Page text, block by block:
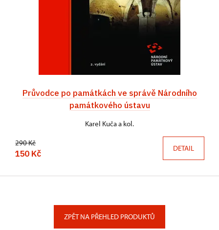
Průvodce po památkách ve správě Národního
památkového ústavu
Karel Kuča a kol.
290 Kč
150 Kč DETAIL
ZPĚT NA PŘEHLED PRODUKTŮ